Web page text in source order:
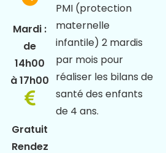
Mardi :
de
14h00
à 17h00
Gratuit
Rendez
PMI (protection
maternelle
infantile) 2 mardis
par mois pour
réaliser les bilans de
santé des enfants
de 4 ans.